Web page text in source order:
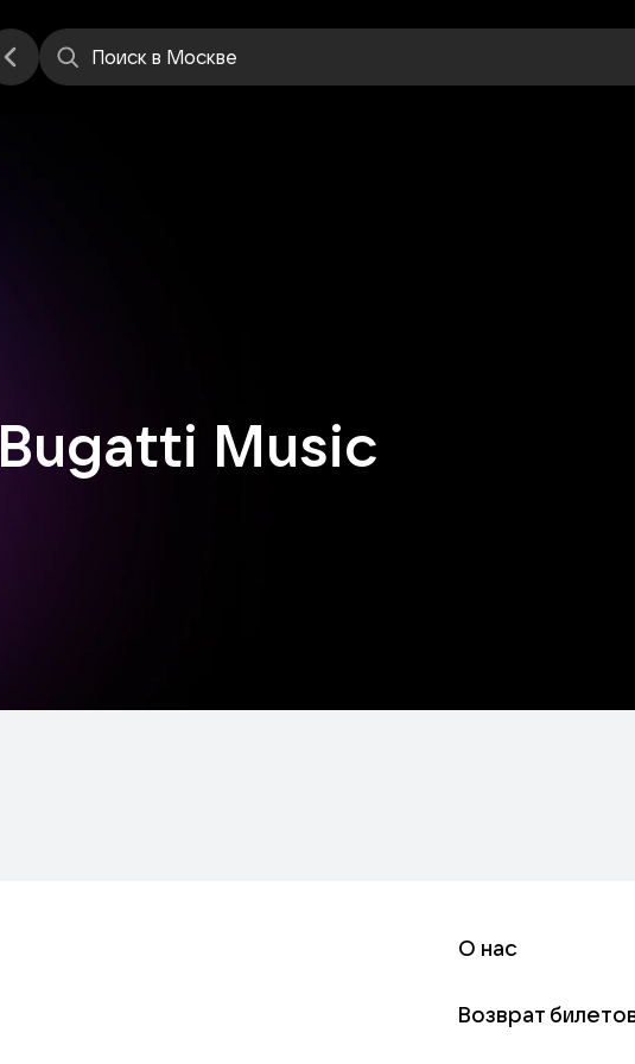
Поиск в Москве
Bugatti Music
О нас
Возврат